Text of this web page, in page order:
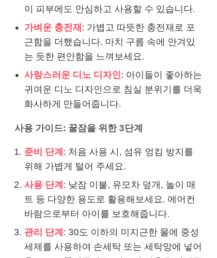
이 피부에도 안심하고 사용할 수 있습니다.
가벼운 충전재 : 가볍고 따뜻한 충전재로 포
근함을 더했습니다. 마치 구름 속에 안겨있
는 듯한 편안함을 느껴보세요.
사랑스러운 디노 디자인: 아이들이 좋아하는
귀여운 디노 디자인으로 침실 분위기를 더욱
화사하게 만들어줍니다.
사용 가이드: 꿀잠을 위한 3단계
준비 단계 : 처음 사용 시, 섬유 엉킴 방지를
위해 가볍게 털어 주세요.
사용 단계 : 낮잠 이불, 유모차 덮개, 놀이 매
트 등 다양한 용도로 활용해보세요. 에어컨
바람으로부터 아이를 보호해줍니다.
관리 단계 : 30도 이하의 미지근한 물에 중성
세제를 사용하여 손세탁 또는 세탁망에 넣어